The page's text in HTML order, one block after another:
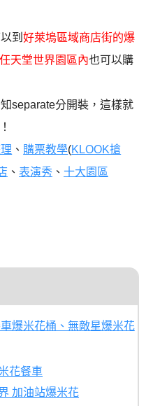
到好萊塢區域商店街的爆
天堂世界園區內也可以購
separate分開裝，這樣就
、 購票教學(KLOOK搶
、 表演秀 、 十大園區
爆米花桶、無敵星爆米花
花餐車
加油站爆米花